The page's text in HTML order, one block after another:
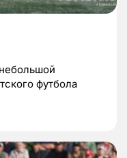
футбола